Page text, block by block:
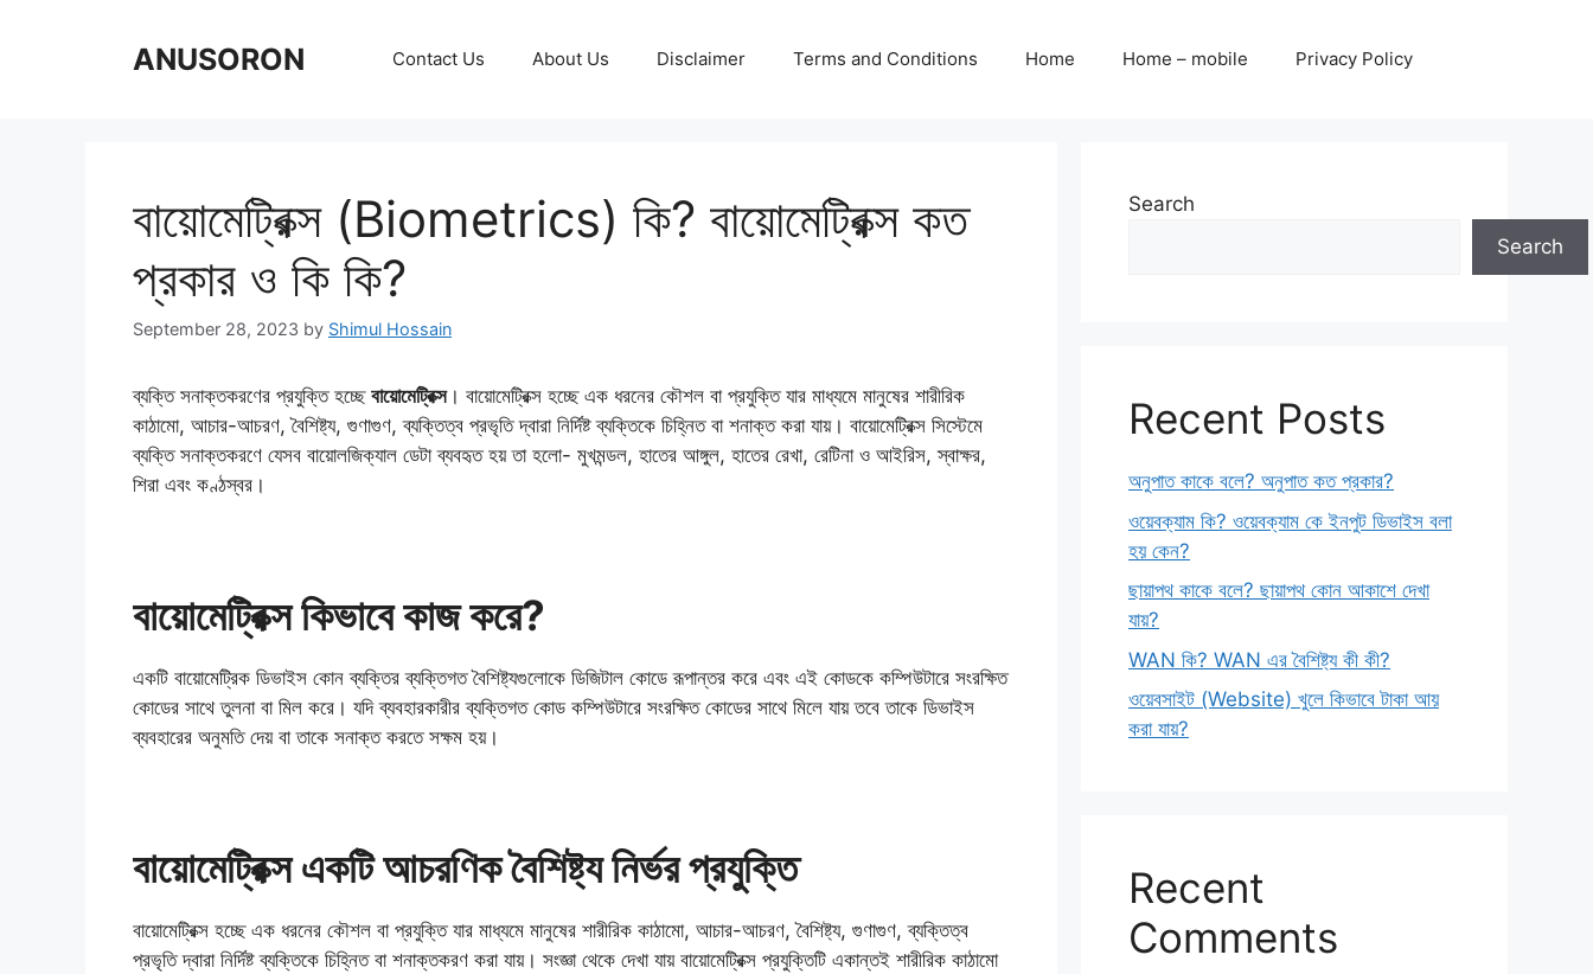
ANUSORON Contact Us About Us Disclaimer Terms and Conditions Home Home – mobile Privacy Policy
বায়োমেট্রিক্স (Biometrics) কি? বায়োমেট্রিক্স কত
প্রকার ও কি কি?
September 28, 2023 by Shimul Hossain
ব্যক্তি সনাক্তকরণের প্রযুক্তি হচ্ছে বায়োমেট্রিক্স। বায়োমেট্রিক্স হচ্ছে এক ধরনের কৌশল বা প্রযুক্তি যার মাধ্যমে মানুষের শারীরিক
কাঠামো, আচার-আচরণ, বৈশিষ্ট্য, গুণাগুণ, ব্যক্তিত্ব প্রভৃতি দ্বারা নির্দিষ্ট ব্যক্তিকে চিহ্নিত বা শনাক্ত করা যায়। বায়োমেট্রিক্স সিস্টেমে
ব্যক্তি সনাক্তকরণে যেসব বায়োলজিক্যাল ডেটা ব্যবহৃত হয় তা হলো- মুখমন্ডল, হাতের আঙ্গুল, হাতের রেখা, রেটিনা ও আইরিস, স্বাক্ষর,
শিরা এবং কণ্ঠস্বর।
বায়োমেট্রিক্স কিভাবে কাজ করে?
একটি বায়োমেট্রিক ডিভাইস কোন ব্যক্তির ব্যক্তিগত বৈশিষ্ট্যগুলোকে ডিজিটাল কোডে রূপান্তর করে এবং এই কোডকে কম্পিউটারে সংরক্ষিত
কোডের সাথে তুলনা বা মিল করে। যদি ব্যবহারকারীর ব্যক্তিগত কোড কম্পিউটারে সংরক্ষিত কোডের সাথে মিলে যায় তবে তাকে ডিভাইস
ব্যবহারের অনুমতি দেয় বা তাকে সনাক্ত করতে সক্ষম হয়।
বায়োমেট্রিক্স একটি আচরণিক বৈশিষ্ট্য নির্ভর প্রযুক্তি
বায়োমেট্রিক্স হচ্ছে এক ধরনের কৌশল বা প্রযুক্তি যার মাধ্যমে মানুষের শারীরিক কাঠামো, আচার-আচরণ, বৈশিষ্ট্য, গুণাগুণ, ব্যক্তিত্ব
প্রভৃতি দ্বারা নির্দিষ্ট ব্যক্তিকে চিহ্নিত বা শনাক্তকরণ করা যায়। সংজ্ঞা থেকে দেখা যায় বায়োমেট্রিক্স প্রযুক্তিটি একান্তই শারীরিক কাঠামো
Search
Search
Recent Posts
অনুপাত কাকে বলে? অনুপাত কত প্রকার?
ওয়েবক্যাম কি? ওয়েবক্যাম কে ইনপুট ডিভাইস বলা
হয় কেন?
ছায়াপথ কাকে বলে? ছায়াপথ কোন আকাশে দেখা
যায়?
WAN কি? WAN এর বৈশিষ্ট্য কী কী?
ওয়েবসাইট (Website) খুলে কিভাবে টাকা আয়
করা যায়?
Recent
Comments